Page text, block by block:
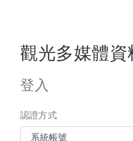
觀光多媒體資
登入
認證方式